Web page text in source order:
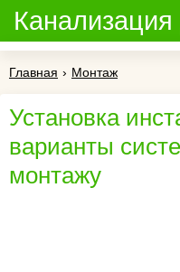
Главная › Монтаж
Установка
варианты
монтажу